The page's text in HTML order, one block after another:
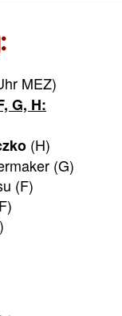
MEZ)
G, H:
(H)
(G)
(F)